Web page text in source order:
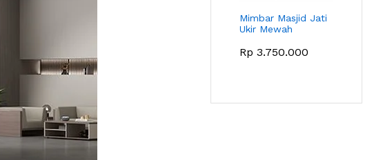
Mimbar Masjid Jati
Ukir Mewah
Rp 3.750.000